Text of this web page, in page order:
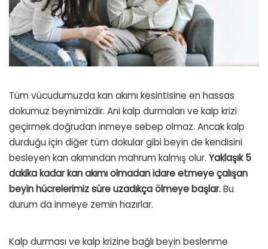
Tüm vücudumuzda kan akımı kesintisine en hassas
dokumuz beynimizdir. Ani kalp durmaları ve kalp krizi
geçirmek doğrudan inmeye sebep olmaz. Ancak kalp
durduğu için diğer tüm dokular gibi beyin de kendisini
besleyen kan akımından mahrum kalmış olur. Yaklaşık 5
dakika kadar kan akımı olmadan idare etmeye çalışan
beyin hücrelerimiz süre uzadıkça ölmeye başlar.Bu
durum da inmeye zemin hazırlar.
Kalp durması ve kalp krizine bağlı beyin beslenme